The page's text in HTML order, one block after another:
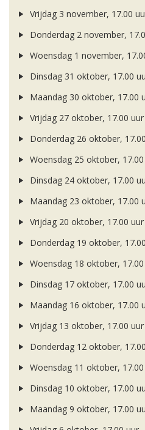
Vrijdag 3 november, 17.00
Donderdag 2 november,
Woensdag 1 november,
Dinsdag 31 oktober, 17.00
Maandag 30 oktober, 17.00
Vrijdag 27 oktober, 17.00 uur
Donderdag 26 oktober,
Woensdag 25 oktober,
Dinsdag 24 oktober, 17.00
Maandag 23 oktober, 17.00
Vrijdag 20 oktober, 17.00 uur
Donderdag 19 oktober,
Woensdag 18 oktober,
Dinsdag 17 oktober, 17.00
Maandag 16 oktober, 17.00
Vrijdag 13 oktober, 17.00 uur
Donderdag 12 oktober,
Woensdag 11 oktober,
Dinsdag 10 oktober, 17.00
Maandag 9 oktober, 17.00